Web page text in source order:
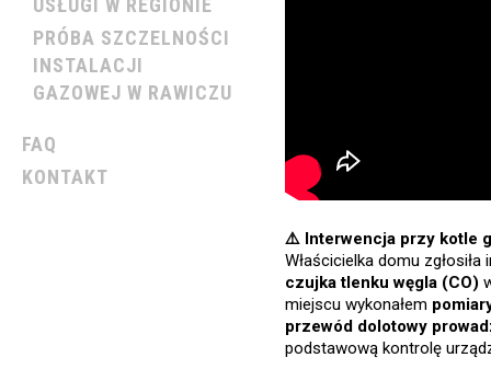
USŁUGI W REGIONIE
PRÓBA SZCZELNOŚCI
INSTALACJI
GAZOWEJ W RAWICZU
FAQ
KONTAKT
⚠️ Interwencja przy kotle
Właścicielka domu
czujka tlenku węgla (CO)
miejscu wykonałem
przewód dolotowy
podstawową kontrolę